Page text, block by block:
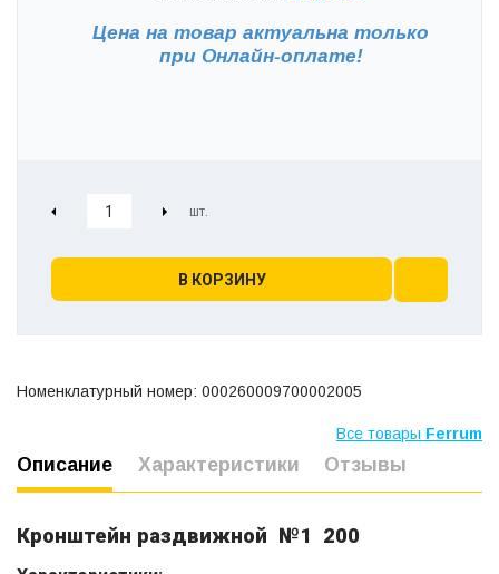
Цена на товар актуальна только
при Онлайн-оплате!
В КОРЗИНУ
Номенклатурный номер: 000260009700002005
Все товары Ferrum
Описание Характеристики Отзывы
Кронштейн раздвижной №1 200